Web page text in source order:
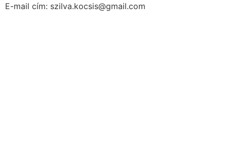
E-mail cím: szilva.kocsis@gmail.com